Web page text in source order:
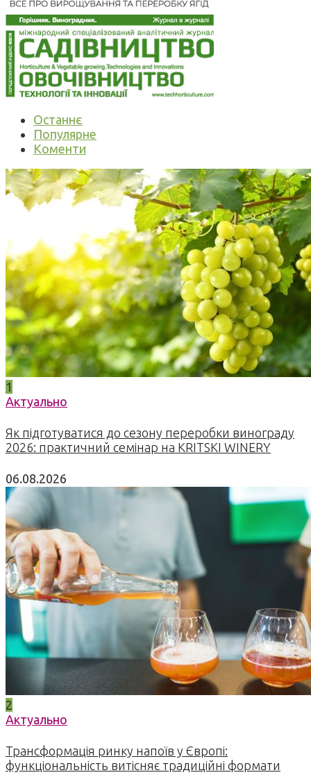
Останнє
Популярне
Коменти
1
Актуально
Як підготуватися до сезону переробки винограду
2026: практичний семінар на KRITSKI WINERY
06.08.2026
2
Актуально
Трансформація ринку напоїв у Європі:
функціональність витісняє традиційні формати